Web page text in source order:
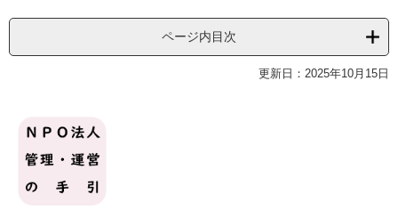
ページ内目次
更新日：2025年10月15日